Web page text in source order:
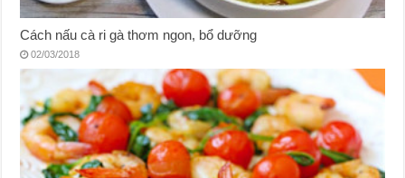
Cách nấu cà ri gà thơm ngon, bổ dưỡng
02/03/2018